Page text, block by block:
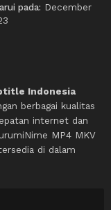
pada: December
Indonesia
berbagai kualitas
internet dan
MP4 MKV
di dalam